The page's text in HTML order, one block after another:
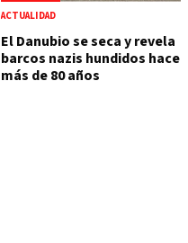
ACTUALIDAD
El Danubio se seca y revela
barcos nazis hundidos hace
más de 80 años